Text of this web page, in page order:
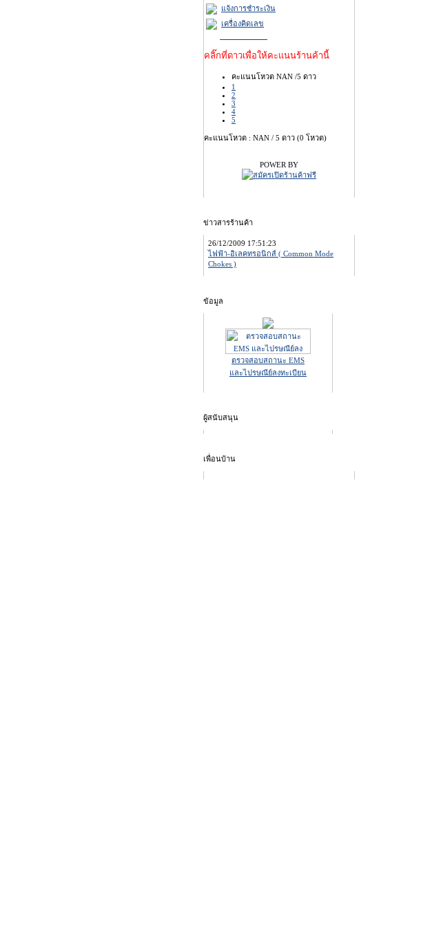
แจ้งการชำระเงิน
เครื่องคิดเลข
คลิ๊กที่ดาวเพื่อให้คะแนนร้านค้านี้
คะแนนโหวต NAN /5 ดาว
1
2
3
4
5
คะแนนโหวต : NAN / 5 ดาว (0 โหวต)
POWER BY
ข่าวสารร้านค้า
26/12/2009 17:51:23
ไฟฟ้า-อิเลคทรอนิกส์ ( Common Mode
Chokes )
ข้อมูล
ตรวจสอบสถานะ EMS
และไปรษณีย์ลงทะเบียน
ผู้สนับสนุน
เพื่อนบ้าน